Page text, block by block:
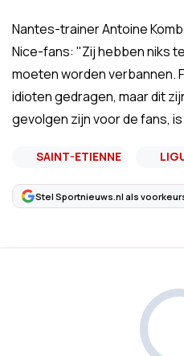
Nantes-trainer Antoine
Nice-fans: "Zij hebben niks
moeten worden verbannen.
idioten gedragen, maar dit
gevolgen zijn voor de fans,
SAINT-ETIENNE
Stel Sportnieuws.nl als